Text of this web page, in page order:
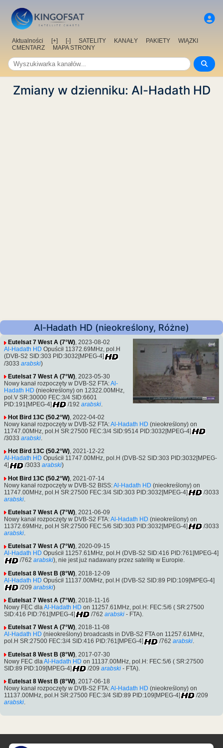
Aktualności [+] [-] SATELITY KANAŁY PAKIETY
WIĄZKI
CMENTARZ
MAPA STRONY
Zmiany w dzienniku: Al-Hadath HD
Al-Hadath HD (nieokreślony, Różne)
Eutelsat 7 West A (7°W), 2023-08-02
Al-Hadath HD Opuścił 11372.69MHz, pol.H
(DVB-S2 SID:303 PID:3032[MPEG-4]
/3033 arabski)
Eutelsat 7 West A (7°W) , 2023-05-30
Nowy kanał rozpoczęty w DVB-S2 FTA:Al-
Hadath HD (nieokreślony) on 12322.00MHz,
pol.V SR:30000 FEC:3/4 SID:6601
PID:191[MPEG-4]
/192 arabski
Hot Bird 13C (50.2°W), 2022-04-02
Nowy kanał rozpoczęty w DVB-S2 FTA:Al-Hadath HD (nieokreślony) on
11747.00MHz, pol.H SR:27500 FEC:3/4 SID:9514 PID:3032[MPEG-4]
/3033 arabski.
Hot Bird 13C (50.2°W), 2021-12-22
Al-Hadath HD Opuścił 11747.00MHz, pol.H (DVB-S2 SID:303 PID:3032[MPEG-
4]
/3033 arabski)
Hot Bird 13C (50.2°W) , 2021-07-14
Nowy kanał rozpoczęty w DVB-S2 BISS:Al-Hadath HD (nieokreślony) on
11747.00MHz, pol.H SR:27500 FEC:3/4 SID:303 PID:3032[MPEG-4]
/3033
arabski.
Eutelsat 7 West A (7°W), 2021-06-09
Nowy kanał rozpoczęty w DVB-S2 FTA:Al-Hadath HD (nieokreślony) on
11372.69MHz, pol.H SR:27500 FEC:5/6 SID:303 PID:3032[MPEG-4]
/3033
arabski.
Eutelsat 7 West A (7°W), 2020-09-15
Al-Hadath HD Opuścił 11257.61MHz, pol.H (DVB-S2 SID:416 PID:761[MPEG-4]
/762 arabski), nie jest już nadawany przez satelitę w Europie.
Eutelsat 8 West B (8°W) , 2018-12-09
Al-Hadath HD Opuścił 11137.00MHz, pol.H (DVB-S2 SID:89 PID:109[MPEG-4]
/209 arabski)
Eutelsat 7 West A (7°W), 2018-11-16
Nowy FEC dlaAl-Hadath HD on 11257.61MHz, pol.H: FEC:5/6 ( SR:27500
SID:416 PID:761[MPEG-4]
/762 arabski - FTA).
Eutelsat 7 West A (7°W), 2018-11-08
Al-Hadath HD (nieokreślony) broadcasts in DVB-S2 FTA on 11257.61MHz,
pol.H SR:27500 FEC:3/4 SID:416 PID:761[MPEG-4]
/762 arabski.
Eutelsat 8 West B (8°W) , 2017-07-30
Nowy FEC dla Al-Hadath HD on 11137.00MHz, pol.H: FEC:5/6 ( SR:27500
SID:89 PID:109[MPEG-4]
/209 arabski - FTA).
Eutelsat 8 West B (8°W), 2017-06-18
Nowy kanał rozpoczęty w DVB-S2 FTA:Al-Hadath HD (nieokreślony) on
11137.00MHz, pol.H SR:27500 FEC:3/4 SID:89 PID:109[MPEG-4]
/209
arabski.